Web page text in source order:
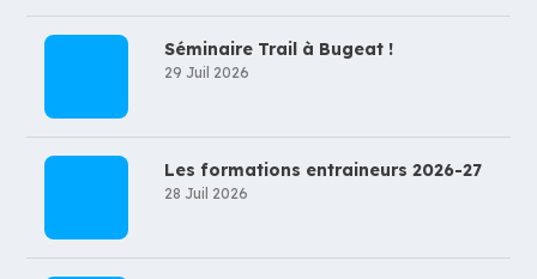
Séminaire Trail à Bugeat !
29 Juil 2026
Les formations entraineurs 2026-27
28 Juil 2026